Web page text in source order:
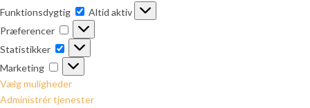
Funktionsdygtig
Funktionsdygtig
Altid aktiv
Præferencer
Præferencer
Statistikker
Statistikker
Marketing
Marketing
Vælg muligheder
Administrér tjenester